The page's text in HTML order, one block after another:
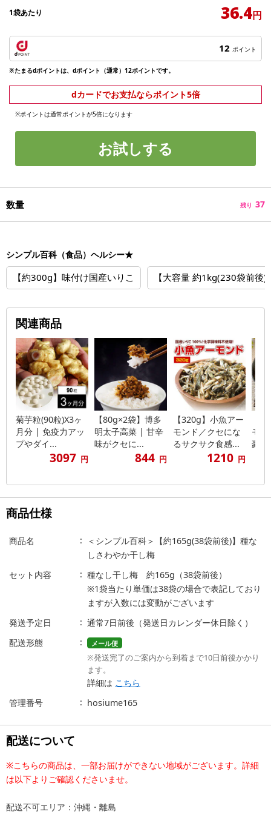
1袋あたり 36.4円
12 ポイント
※たまるdポイントは、dポイント（通常）12ポイントです。
dカードでお支払ならポイント5倍
※ポイントは通常ポイントが5倍になります
お試しする
数量 残り 37
シンプル百科（食品）ヘルシー★
【約300g】味付け国産いりこ 【大容量 約1kg(230袋前後
関連商品
菊芋粒(90粒)X3ヶ
月分 | 免疫力アッ
プやダイ...
3097 円
【80g×2袋】博多
明太子高菜 | 甘辛
味がクセに...
844 円
【320g】小魚アー
モンド／クセにな
るサクサク食感...
1210 円
モ
豪華
商品仕様
商品名
＜シンプル百科＞【約165g(38袋前後)】種な
しさわやか干し梅
セット内容
種なし干し梅 約165g（38袋前後）
※1袋当たり単価は38袋の場合で表記しており
ますが入数には変動がございます
発送予定日
通常7日前後（発送日カレンダー休日除く）
配送形態
メール便
※発送完了のご案内から到着まで10日前後かかり
ます。
詳細は こちら
管理番号
hosiume165
配送について
※こちらの商品は、一部お届けができない地域がございます。詳細
は以下よりご確認くださいませ。
配送不可エリア：沖縄・離島